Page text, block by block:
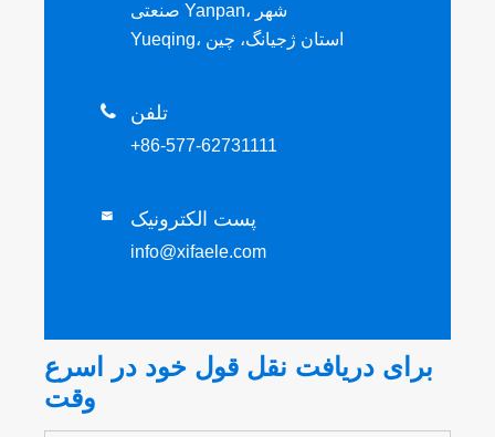
صنعتی Yanpan، شهر
Yueqing، استان ژجیانگ، چین
 تلفن
+86-577-62731111
 پست الکترونیک
info@xifaele.com
برای دریافت نقل قول خود در اسرع
وقت